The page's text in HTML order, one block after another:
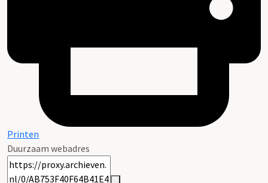
Printen
Duurzaam webadres